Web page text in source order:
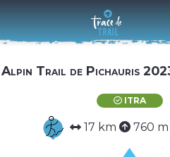
Alpin Trail de Pichauris
ITRA
17 km 760 m